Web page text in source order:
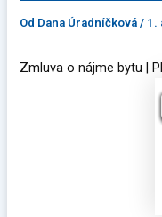
Od Dana Úradníčková/ 1.
Zmluva o nájme bytu |